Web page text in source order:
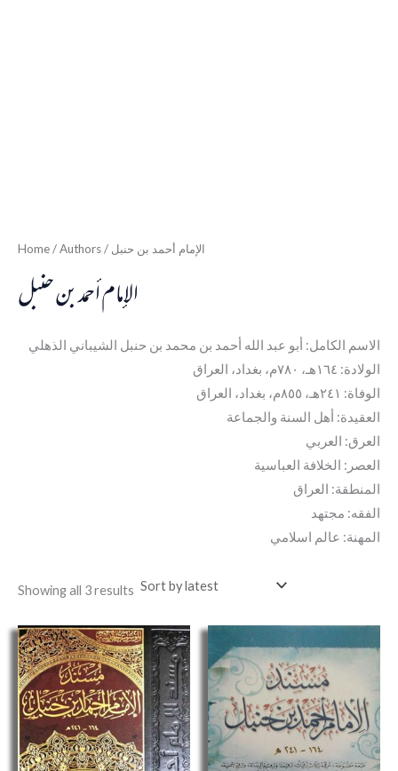
Home / Authors / الإمام أحمد بن حنبل
الإمام أحمد بن حنبل
الاسم الكامل: أبو عبد الله أحمد بن محمد بن حنبل الشيباني الذهلي
الولادة: ١٦٤هـ، ٧٨٠م، بغداد، العراق
الوفاة: ٢٤١هـ، ٨٥٥م، بغداد، العراق
العقيدة: أهل السنة والجماعة
العرق: العربي
العصر: الخلافة العباسية
المنطقة: العراق
الفقه: مجتهد
المهنة: عالم اسلامي
Showing all 3 results